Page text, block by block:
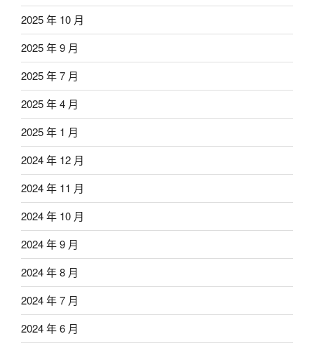
2025 年 10 月
2025 年 9 月
2025 年 7 月
2025 年 4 月
2025 年 1 月
2024 年 12 月
2024 年 11 月
2024 年 10 月
2024 年 9 月
2024 年 8 月
2024 年 7 月
2024 年 6 月